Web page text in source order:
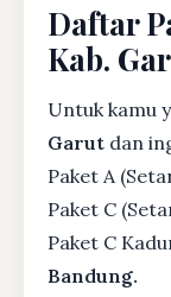
Daftar
Kab.
Untuk kamu
Garut dan
Paket A
Paket C
Paket C
Bandung.